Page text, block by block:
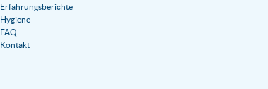
Erfahrungsberichte
Hygiene
FAQ
Kontakt